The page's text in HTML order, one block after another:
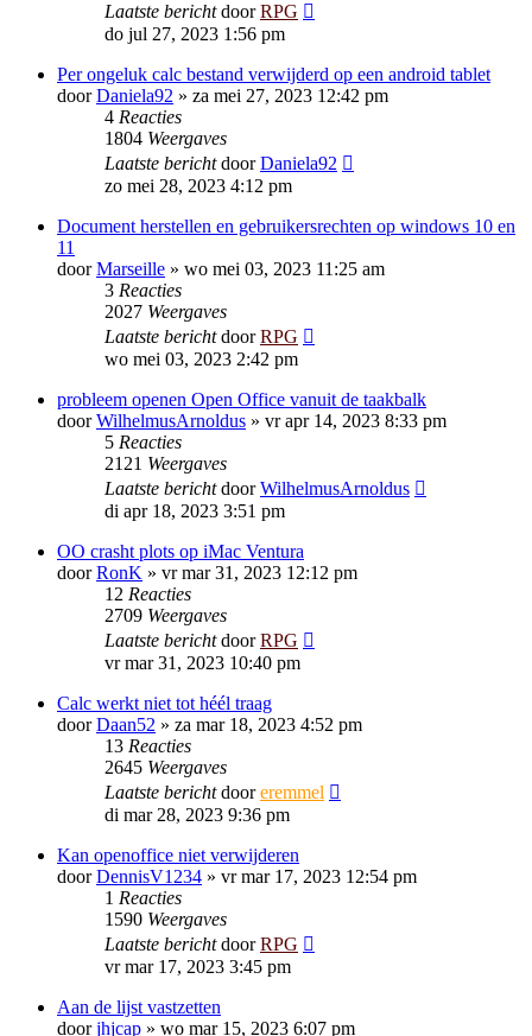
Laatste berichtdoorRPG
do jul 27, 2023 1:56 pm
Per ongeluk calc bestand verwijderd op een android tablet
doorDaniela92 » za mei 27, 2023 12:42 pm
4 Reacties
1804 Weergaves
Laatste berichtdoorDaniela92
zo mei 28, 2023 4:12 pm
Document herstellen en gebruikersrechten op windows 10 en
11
doorMarseille » wo mei 03, 2023 11:25 am
3 Reacties
2027 Weergaves
Laatste berichtdoorRPG
wo mei 03, 2023 2:42 pm
probleem openen Open Office vanuit de taakbalk
doorWilhelmusArnoldus » vr apr 14, 2023 8:33 pm
5 Reacties
2121 Weergaves
Laatste berichtdoorWilhelmusArnoldus
di apr 18, 2023 3:51 pm
OO crasht plots op iMac Ventura
doorRonK » vr mar 31, 2023 12:12 pm
12 Reacties
2709 Weergaves
Laatste berichtdoorRPG
vr mar 31, 2023 10:40 pm
Calc werkt niet tot héél traag
doorDaan52 » za mar 18, 2023 4:52 pm
13 Reacties
2645 Weergaves
Laatste berichtdooreremmel
di mar 28, 2023 9:36 pm
Kan openoffice niet verwijderen
doorDennisV1234 » vr mar 17, 2023 12:54 pm
1 Reacties
1590 Weergaves
Laatste berichtdoorRPG
vr mar 17, 2023 3:45 pm
Aan de lijst vastzetten
doorjhjcap » wo mar 15, 2023 6:07 pm